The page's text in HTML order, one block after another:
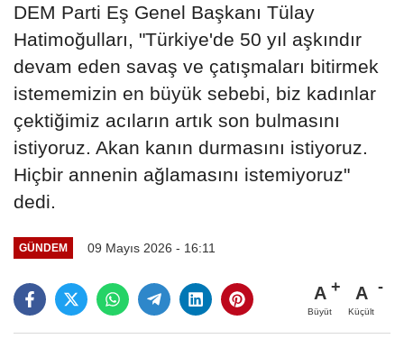
DEM Parti Eş Genel Başkanı Tülay
Hatimoğulları, "Türkiye'de 50 yıl aşkındır
devam eden savaş ve çatışmaları bitirmek
istememizin en büyük sebebi, biz kadınlar
çektiğimiz acıların artık son bulmasını
istiyoruz. Akan kanın durmasını istiyoruz.
Hiçbir annenin ağlamasını istemiyoruz"
dedi.
GÜNDEM 09 Mayıs 2026 - 16:11
A
Büyüt
A
Küçült